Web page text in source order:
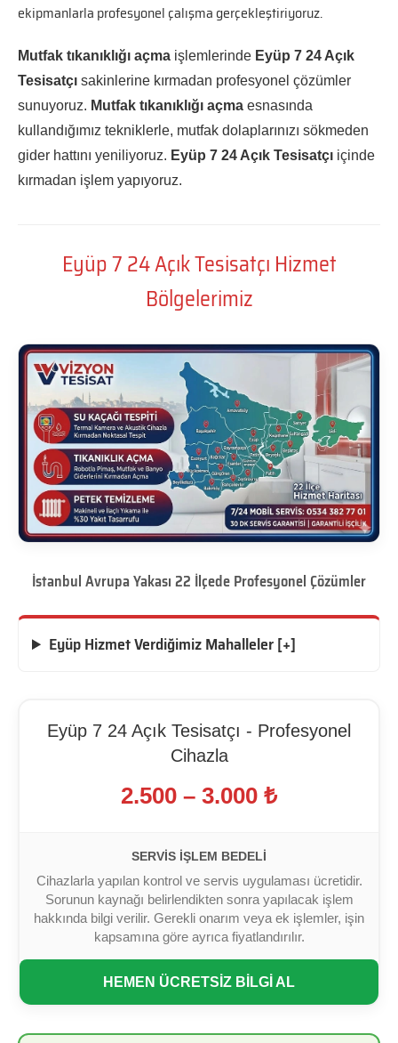
ekipmanlarla profesyonel çalışma gerçekleştiriyoruz.
Mutfak tıkanıklığı açma işlemlerinde Eyüp 7 24 Açık
Tesisatçı sakinlerine kırmadan profesyonel çözümler
sunuyoruz. Mutfak tıkanıklığı açma esnasında
kullandığımız tekniklerle, mutfak dolaplarınızı sökmeden
gider hattını yeniliyoruz. Eyüp 7 24 Açık Tesisatçı içinde
kırmadan işlem yapıyoruz.
Eyüp 7 24 Açık Tesisatçı Hizmet
Bölgelerimiz
İstanbul Avrupa Yakası 22 İlçede Profesyonel Çözümler
Eyüp Hizmet Verdiğimiz Mahalleler [+]
Eyüp 7 24 Açık Tesisatçı - Profesyonel
Cihazla
2.500 – 3.000 ₺
SERVIS İŞLEM BEDELI
Cihazlarla yapılan kontrol ve servis uygulaması ücretidir.
Sorunun kaynağı belirlendikten sonra yapılacak işlem
hakkında bilgi verilir. Gerekli onarım veya ek işlemler, işin
kapsamına göre ayrıca fiyatlandırılır.
HEMEN ÜCRETSİZ BİLGİ AL